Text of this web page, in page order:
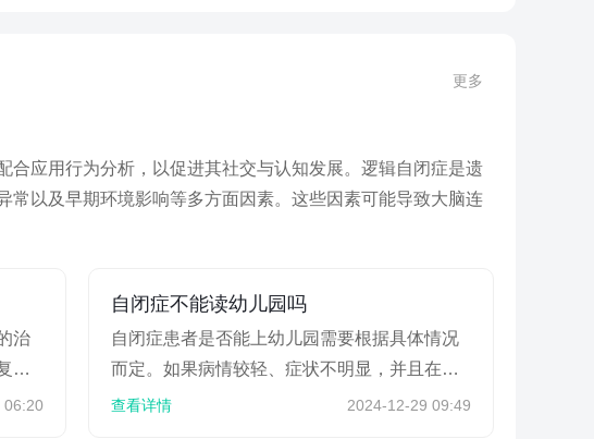
更多
应用行为分析，以促进其社交与认知发展。逻辑自闭症是遗
以及早期环境影响等多方面因素。这些因素可能导致大脑连
治
训
行
06:20
自闭症不能读幼儿园吗
自闭症患者是否能上幼儿园需要根据具体情况
而定。如果病情较轻、症状不明显，并且在老
师的指导下能够配合正常活动，则可以去幼儿
查看详情 2024-12-29 09:49